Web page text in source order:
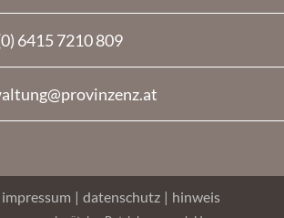
6415 7210 809
impressum | datenschutz | hinweis